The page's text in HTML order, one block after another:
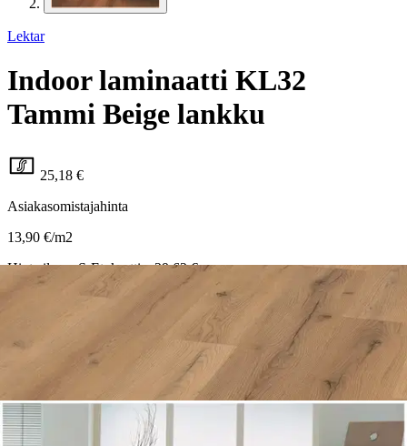
Lektar
Indoor laminaatti KL32
Tammi Beige lankku
25,18 €
Asiakasomistajahinta
13,90 €/m2
Hinta ilman S-Etukorttia: 29,62 €
Nouto myymälästä
Toimitus
Kotiin tai noutopisteeseen